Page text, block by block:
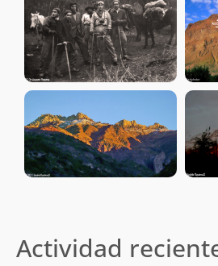
Actividad